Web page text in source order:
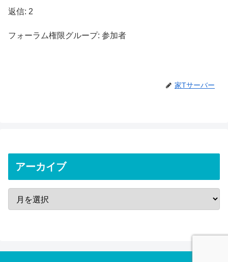
返信: 2
フォーラム権限グループ: 参加者
家Tサーバー
アーカイブ